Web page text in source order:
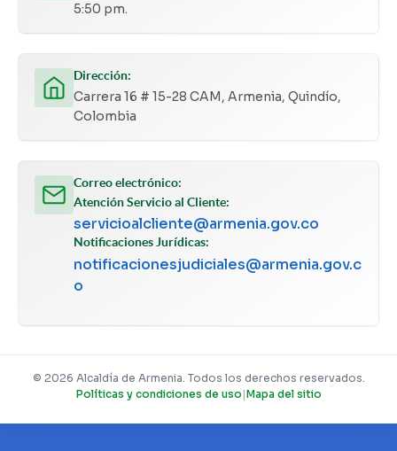
5:50 pm.
Dirección:
Carrera 16 # 15-28 CAM, Armenia, Quindío,
Colombia
Correo electrónico:
Atención Servicio al Cliente:
servicioalcliente@armenia.gov.co
Notificaciones Jurídicas:
notificacionesjudiciales@armenia.gov.c
o
© 2026 Alcaldía de Armenia. Todos los derechos reservados.
Políticas y condiciones de uso |Mapa del sitio